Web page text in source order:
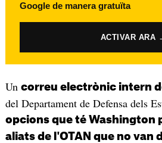
Google de manera gratuïta
ACTIVAR ARA
Un correu electrònic intern
del Departament de Defensa dels
opcions que té Washington
aliats de l'OTAN que no van